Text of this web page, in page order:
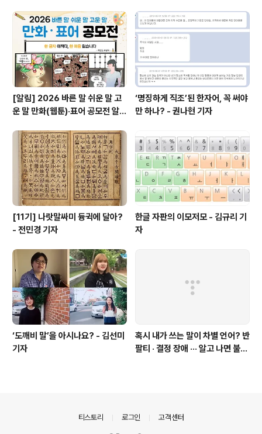
[알림] 2026 바른 말 쉬운 말 고
운 말 만화(웹툰)·표어 공모전 알림
‘명징하게 직조’된 한자어, 꼭 써야
만 하나? - 권나현 기자
[11기] 나랏말싸미 듕귁에 달아?
- 전민경 기자
한글 자판의 이모저모 - 김규리 기
자
‘도깨비 말’을 아시나요? - 김선미
기자
혹시 내가 쓰는 말이 차별 언어? 반
팔티 · 결정 장애 ··· 알고 나면 불편
티스토리 로그인 고객센터